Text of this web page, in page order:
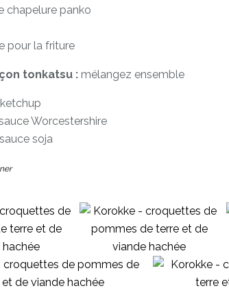
chapelure panko
pour la friture
tonkatsu : mélangez ensemble
Worcestershire
soja